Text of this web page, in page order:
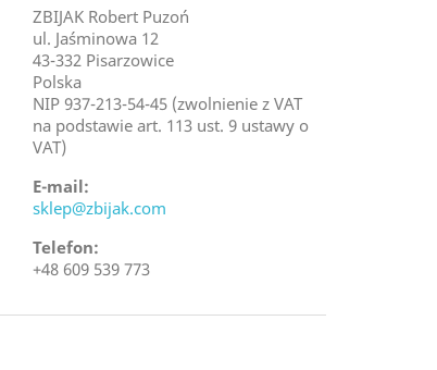
ZBIJAK Robert Puzoń
ul. Jaśminowa 12
43-332 Pisarzowice
Polska
NIP 937-213-54-45 (zwolnienie z VAT
na podstawie art. 113 ust. 9 ustawy o
VAT)
E-mail:
sklep@zbijak.com
Telefon:
+48 609 539 773